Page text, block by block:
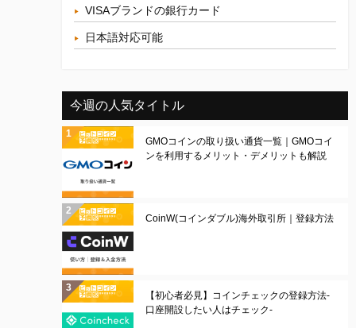
VISAブランドの銀行カード
日本語対応可能
今週の人気タイトル
GMOコインの取り扱い通貨一覧｜GMOコイ
ンを利用するメリット・デメリットも解説
CoinW(コインダブル)海外取引所｜登録方法
【初心者必見】コインチェックの登録方法-
口座開設したい人はチェック-